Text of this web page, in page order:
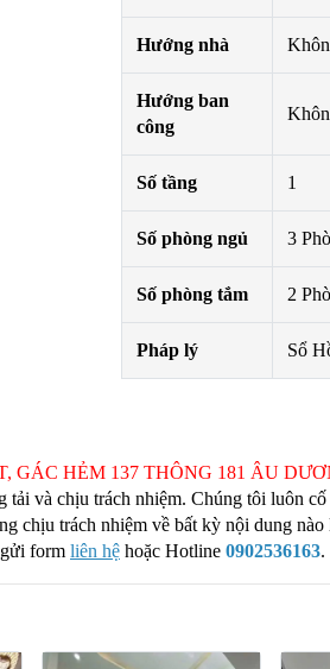
Hướng nhà
Hướng ban
công
Số tầng 1
Số phòng ngủ 3
Số phòng tắm 2
Pháp lý Sổ
GÁC HẺM 137 THÔNG 181 ÂU
và chịu trách nhiệm. Chúng tôi luôn
chịu trách nhiệm về bất kỳ nội dung
form liên hệ hoặc Hotline 0902536163.